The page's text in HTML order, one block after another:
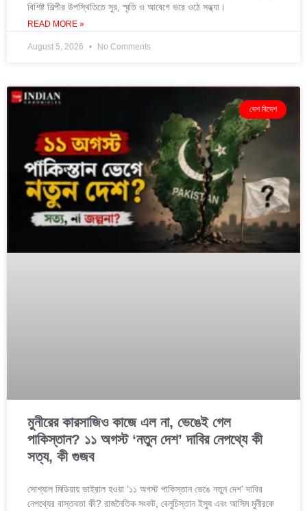
বিশিষ্ট শিল্পীর উপস্থিতিতে সুর, স্মৃতি ও আবেগে ভরে ওঠে সন্ধ্যা।
READ MORE »
August 5, 2026 No Comments
দেশ বিদেশ
মুনীরের কারসাজিও কাজে এল না, ভেঙেই গেল
পাকিস্তান? ১১ অগস্ট ‘নতুন দেশ’ দাবির নেপথ্যে কী
সত্য, কী গুজব
সোশ্যাল মিডিয়ায় ভাইরাল হওয়া ‘১১ অগস্ট পাকিস্তান ভেঙে নতুন দেশ’ দাবির
নেপথ্যের বাস্তবতা কী? রাজনৈতিক সংকট, বেলুচিস্তান ইস্যু এবং আসিম মুনীরকে